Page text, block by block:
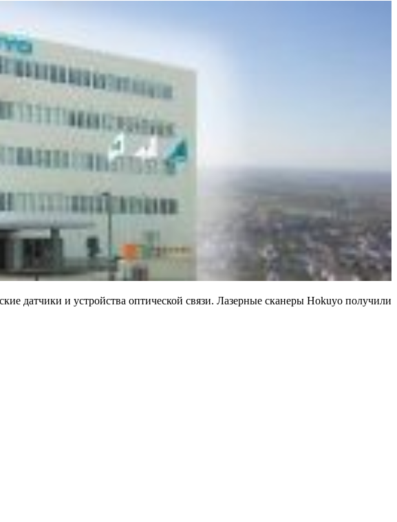
датчики и устройства оптической связи. Лазерные сканеры Hokuyo получили